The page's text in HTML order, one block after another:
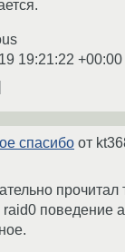
19:21:22 +00:00
спасибо от
прочитал
raid0 поведение